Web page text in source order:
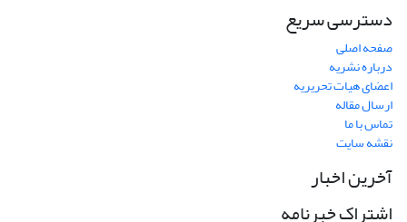
دسترسی سریع
صفحه اصلی
درباره نشریه
اعضای هیات تحریریه
ارسال مقاله
تماس با ما
نقشه سایت
آخرین اخبار
اشتراک خبرنامه